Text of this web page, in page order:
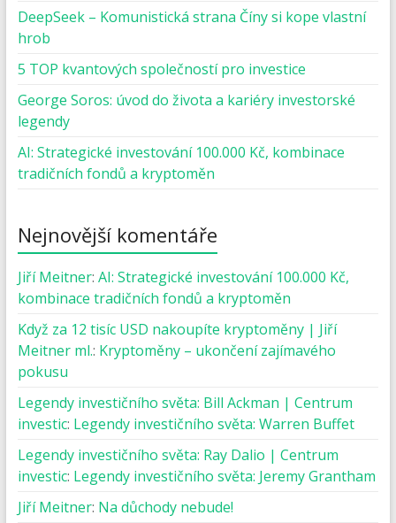
DeepSeek – Komunistická strana Číny si kope vlastní
hrob
5 TOP kvantových společností pro investice
George Soros: úvod do života a kariéry investorské
legendy
AI: Strategické investování 100.000 Kč, kombinace
tradičních fondů a kryptoměn
Nejnovější komentáře
Jiří Meitner: AI: Strategické investování 100.000 Kč,
kombinace tradičních fondů a kryptoměn
Když za 12 tisíc USD nakoupíte kryptoměny | Jiří
Meitner ml.: Kryptoměny – ukončení zajímavého
pokusu
Legendy investičního světa: Bill Ackman | Centrum
investic: Legendy investičního světa: Warren Buffet
Legendy investičního světa: Ray Dalio | Centrum
investic: Legendy investičního světa: Jeremy Grantham
Jiří Meitner: Na důchody nebude!